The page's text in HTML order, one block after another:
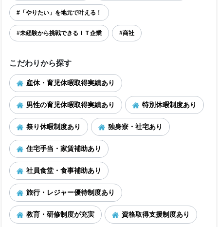
#「やりたい」を地元で叶える！
#未経験から挑戦できるＩＴ企業 #商社
こだわりから探す
産休・育児休暇取得実績あり
男性の育児休暇取得実績あり 特別休暇制度あり
祭り休暇制度あり 独身寮・社宅あり
住宅手当・家賃補助あり
社員食堂・食事補助あり
旅行・レジャー優待制度あり
教育・研修制度が充実 資格取得支援制度あり